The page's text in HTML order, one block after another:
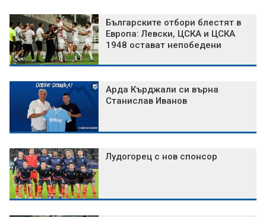
Българските отбори блестят в
Европа: Левски, ЦСКА и ЦСКА
1948 остават непобедени
Арда Кърджали си върна
Станислав Иванов
Лудогорец с нов спонсор